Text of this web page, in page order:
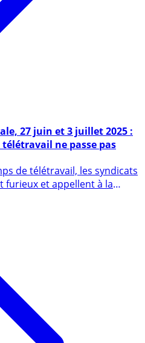
27 juin et 3 juillet 2025 :
de télétravail, les syndicats
et appellent à la